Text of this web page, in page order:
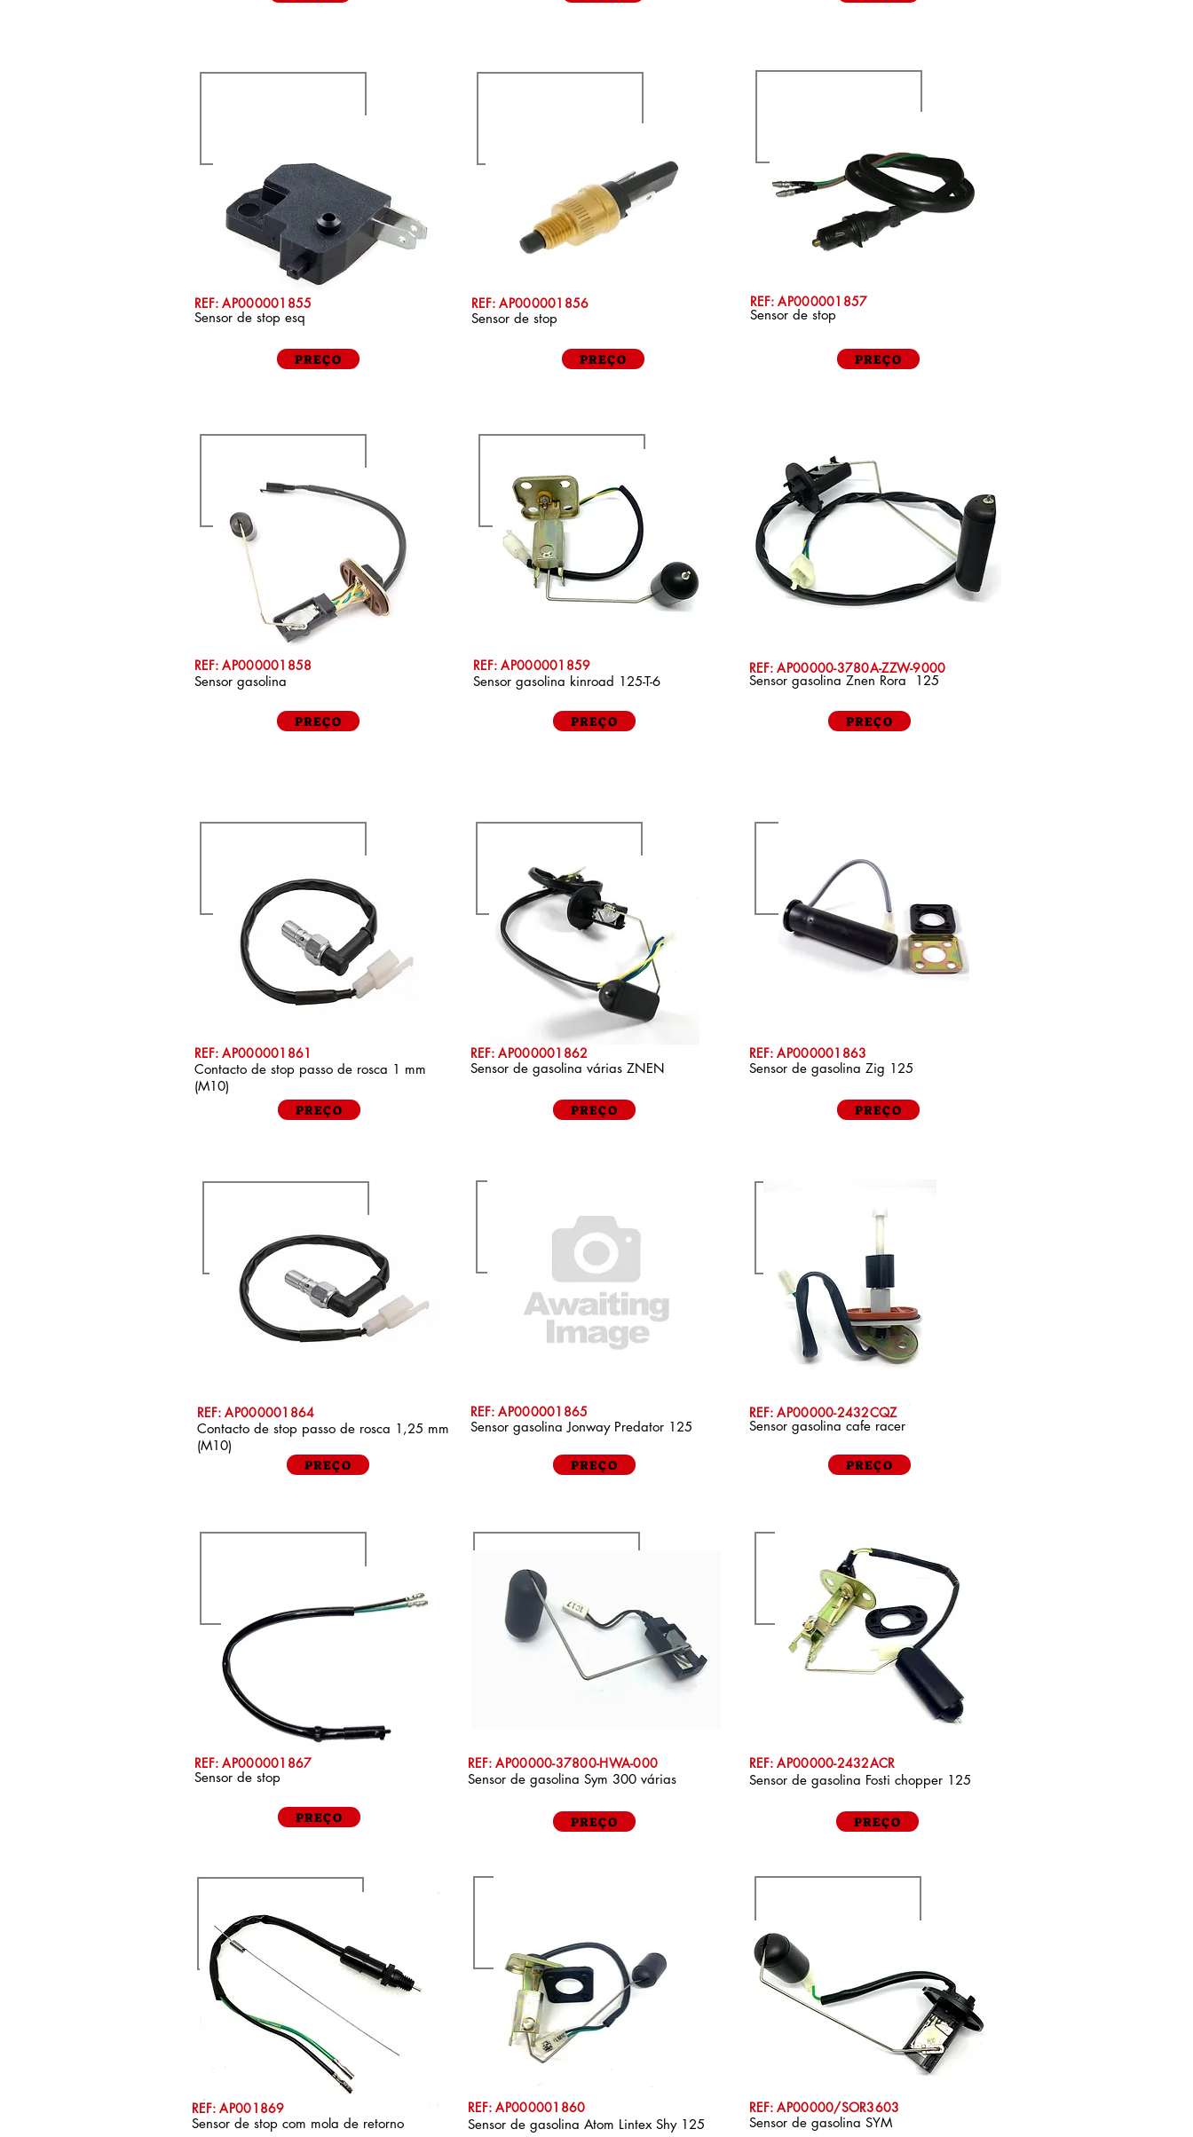
REF: AP000001855
Sensor de stop esq
PREÇO
REF: AP000001856
Sensor de stop
PREÇO
REF: AP000001857
Sensor de stop
PREÇO
REF: AP000001858
Sensor gasolina
PREÇO
REF: AP000001859
Sensor gasolina kinroad 125-T-6
PREÇO
REF: AP00000-3780A-ZZW-9000
Sensor gasolina Znen Rora 125
PREÇO
REF: AP000001861
Contacto de stop passo de rosca 1 mm
(M10)
PREÇO
REF: AP000001862
Sensor de gasolina várias ZNEN
PREÇO
REF: AP000001863
Sensor de gasolina Zig 125
PREÇO
REF: AP000001864
Contacto de stop passo de rosca 1,25 mm
(M10)
PREÇO
REF: AP000001865
Sensor gasolina Jonway Predator 125
PREÇO
REF: AP00000-2432CQZ
Sensor gasolina cafe racer
PREÇO
REF: AP000001867
Sensor de stop
PREÇO
REF: AP00000-37800-HWA-000
Sensor de gasolina Sym 300 várias
PREÇO
REF: AP00000-2432ACR
Sensor de gasolina Fosti chopper 125
PREÇO
REF: AP001869
Sensor de stop com mola de retorno
REF: AP000001860
Sensor de gasolina Atom Lintex Shy 125
REF: AP00000/SOR3603
Sensor de gasolina SYM